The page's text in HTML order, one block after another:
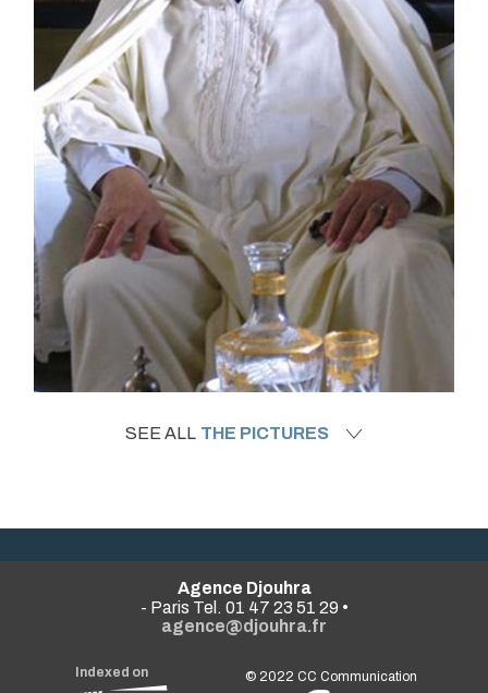
SEE ALL THE PICTURES
Agence Djouhra
- Paris Tel. 01 47 23 51 29 •
agence@djouhra.fr
Indexed on © 2022CC Communication